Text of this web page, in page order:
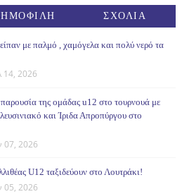
ΣΧΟΛΙΑ
με παλμό , χαμόγελα και πολύ νερό τα
14, 2026
της ομάδας u12 στο τουρνουά με
και Ίριδα Απροπύργου στο
07, 2026
U12 ταξιδεύουν στο Λουτράκι!
05, 2026